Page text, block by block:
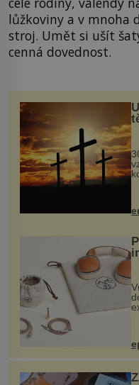
lůžkoviny a v mnoha
stroj. Umět si ušít
cenná dovednost.
...